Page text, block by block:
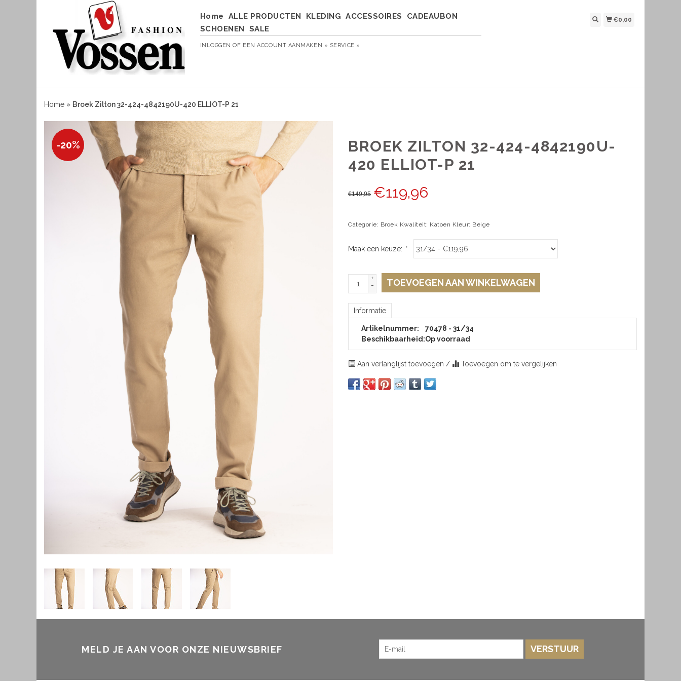
Home ALLE PRODUCTEN KLEDING ACCESSOIRES
CADEAUBON
SCHOENEN
SALE
INLOGGEN OF EEN ACCOUNT AANMAKEN » SERVICE »
€0,00
Home » Broek Zilton 32-424-4842190U-420 ELLIOT-P 21
-20%
BROEK ZILTON 32-424-4842190U-
420 ELLIOT-P 21
€149,95 €119,96
Categorie: Broek Kwaliteit: Katoen Kleur: Beige
Maak een keuze: *
+
-
TOEVOEGEN AAN WINKELWAGEN
Informatie
Artikelnummer:
70478 - 31/34
Beschikbaarheid:Op voorraad
Aan verlanglijst toevoegen / Toevoegen om te vergelijken
MELD JE AAN VOOR ONZE NIEUWSBRIEF VERSTUUR